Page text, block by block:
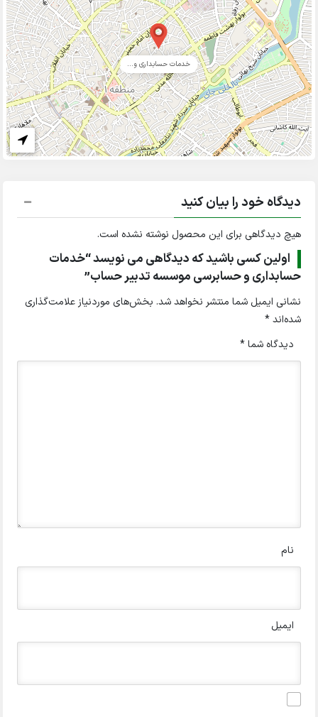
خدمات حسابداری و...
دیدگاه خود را بیان کنید
هیچ دیدگاهی برای این محصول نوشته نشده است.
اولین کسی باشید که دیدگاهی می نویسد “خدمات
حسابداری و حسابرسی موسسه تدبیر حساب”
نشانی ایمیل شما منتشر نخواهد شد. بخش‌های موردنیاز علامت‌گذاری
شده‌اند*
دیدگاه شما*
نام
ایمیل